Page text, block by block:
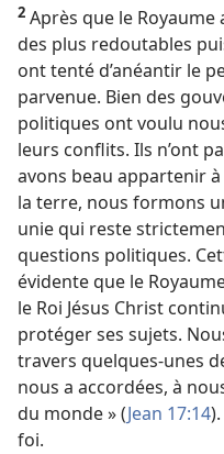
2 Après que le Royaume
des plus redoutables
ont tenté d’anéantir le
parvenue. Bien des
politiques ont voulu
leurs conflits. Ils n’ont
avons beau appartenir
la terre, nous formons
unie qui reste
questions politiques.
évidente que le
le Roi Jésus Christ
protéger ses sujets.
travers quelques-unes
nous a accordées, à
du monde » (Jean 17:14
foi.